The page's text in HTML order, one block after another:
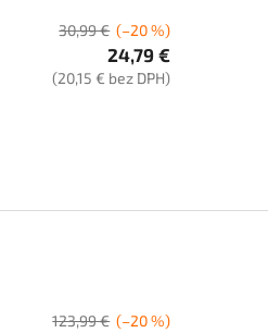
30,99 € (–20 %)
24,79 €
(20,15 € bez DPH)
123,99 € (–20 %)